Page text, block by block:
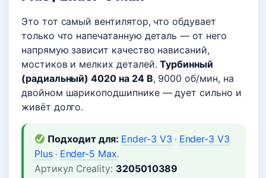
Это тот самый вентилятор, что обдувает
только что напечатанную деталь — от него
напрямую зависит качество нависаний,
мостиков и мелких деталей.Турбинный
(радиальный) 4020 на 24 В, 9000 об/мин, на
двойном шарикоподшипнике — дует сильно и
живёт долго.
Подходит для: Ender-3 V3 · Ender-3 V3
Plus· Ender-5 Max.
Артикул Creality: 3205010389